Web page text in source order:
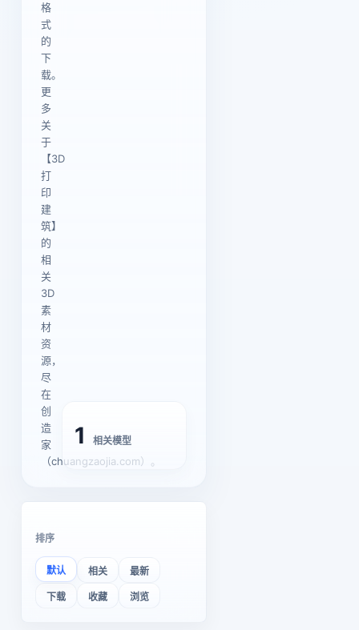
格
式
的
下
载。
更
多
关
于
【3D
打
印
建
筑】
的
相
关
3D
素
材
资
源，
尽
在
创
造
家
（chuangzaojia.com）。
1 相关模型
排序
默认 相关 最新
下载 收藏 浏览